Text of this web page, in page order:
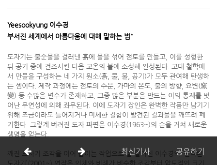
Yeesookyung 이수경
부서진 세계에서 아름다움에 대해 말하는 법*
도자기는 불순물을 걸러낸 흙에 물을 섞어 점토를 만들고, 이를 성형한
뒤 공기 중에 건조시킨 다음 고온의 불에 소성해 완성된다. 고대 철학에
서 만물을 구성하는 네 가지 원소(흙, 물, 불, 공기)가 모두 관여해 탄생하
는 셈이다. 제작 과정에는 점토의 수분, 가마의 온도, 불의 방향, 요변(窯
變) 등 수많은 변수가 존재하고, 그중 많은 부분은 만드는 이의 통제를 벗
어난 우연성에 의해 좌우된다. 이에 도자기 장인은 완벽한 작품만 남기기
위해 조금이라도 틀어지거나 미세한 결함이 발견된 결과물을 깨뜨려 폐
기한다. 그렇게 버려진 도자 파편은 이수경(1963~)의 손을 거쳐 새로운
생명을 얻는다.
깨진 도자기 조각을 이어 붙이는 작업으로 잘 알려진 이수경의 ‘번역된
도자기’(2001~) 연작은 인체와 비례가 비슷한 조각부터 압도적인 크기
최신기사 공유하기